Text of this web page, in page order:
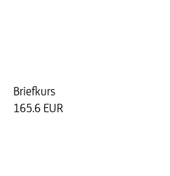
Briefkurs
165.6 EUR